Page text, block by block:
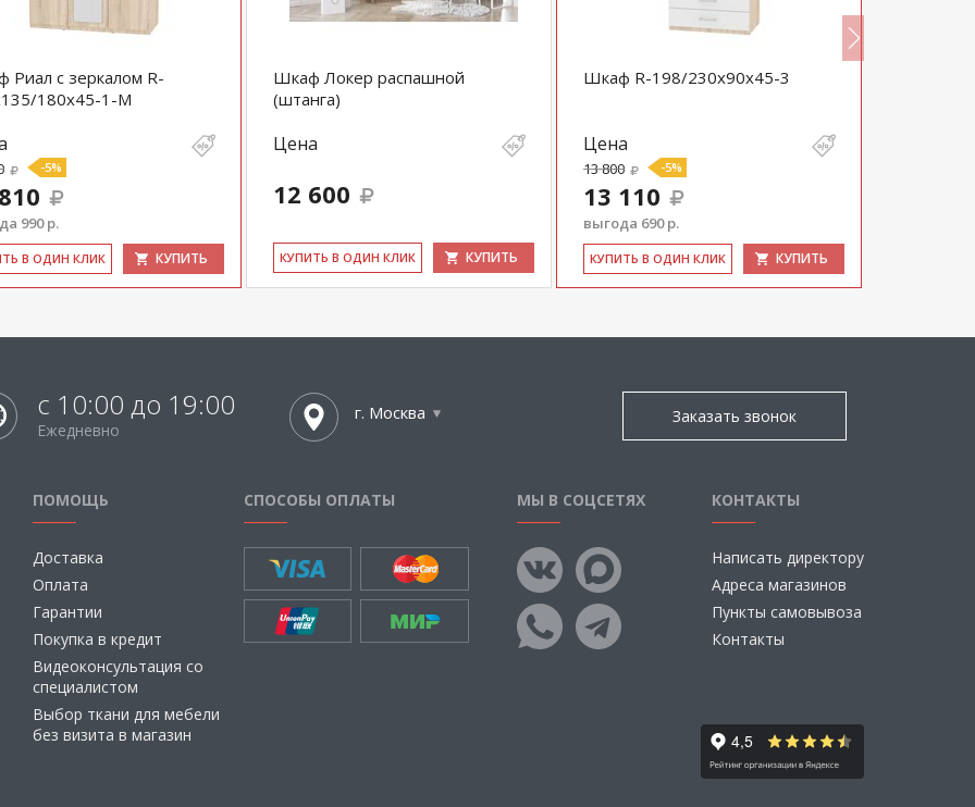
Риал с зеркалом R-
180х45-1-M
-5%
990 р.
В ОДИН КЛИК КУПИТЬ
Шкаф Локер распашной
(штанга)
Цена
12 600
КУ­ПИТЬ В ОДИН КЛИК КУПИТЬ
Шкаф R-198/230х90х45-3
Цена
13 800 -5%
13 110
выгода 690 р.
КУ­ПИТЬ В ОДИН КЛИК КУПИТЬ
с 10:00 до 19:00
Ежедневно
г. Москва Заказать звонок
ПОМОЩЬ
Доставка
Оплата
Гарантии
Покупка в кредит
Видеоконсультация со
специалистом
Выбор ткани для мебели
без визита в магазин
СПОСОБЫ ОПЛАТЫ МЫ В СОЦСЕТЯХ КОНТАКТЫ
Написать директору
Адреса магазинов
Пункты самовывоза
Контакты